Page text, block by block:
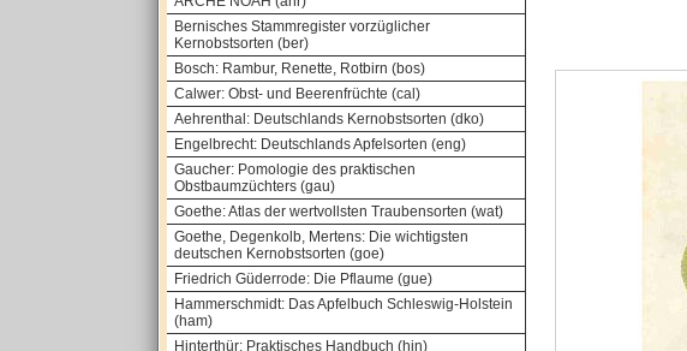
Bernisches Stammregister vorzüglicher
Kernobstsorten (ber)
Bosch: Rambur, Renette, Rotbirn (bos)
Calwer: Obst- und Beerenfrüchte (cal)
Aehrenthal: Deutschlands Kernobstsorten (dko)
Engelbrecht: Deutschlands Apfelsorten (eng)
Gaucher: Pomologie des praktischen
Obstbaumzüchters (gau)
Goethe: Atlas der wertvollsten Traubensorten (wat)
Goethe, Degenkolb, Mertens: Die wichtigsten
deutschen Kernobstsorten (goe)
Friedrich Güderrode: Die Pflaume (gue)
Hammerschmidt: Das Apfelbuch Schleswig-Holstein
(ham)
Hinterthür: Praktisches Handbuch (hin)